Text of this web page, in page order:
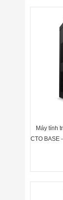
Máy tính
CTO BASE